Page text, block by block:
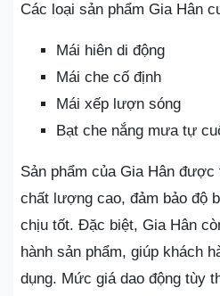
Các loại sản phẩm Gia Hân
Mái hiên di động
Mái che cố định
Mái xếp lượn sóng
Bạt che nắng mưa tự
Sản phẩm của Gia Hân
chất lượng cao, đảm bảo độ
chịu tốt. Đặc biệt, Gia Hân
hành sản phẩm, giúp khách
dụng. Mức giá dao động tùy